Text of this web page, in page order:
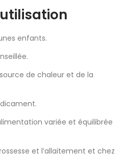
enfants.
de chaleur et de la
variée et équilibrée
et l’allaitement et chez